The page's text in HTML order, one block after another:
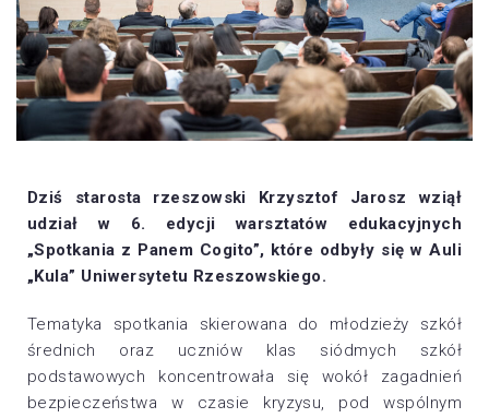
Dziś starosta rzeszowski Krzysztof Jarosz wziął
udział w 6. edycji warsztatów edukacyjnych
„Spotkania z Panem Cogito”, które odbyły się w Auli
„Kula” Uniwersytetu Rzeszowskiego.
Tematyka spotkania skierowana do młodzieży szkół
średnich oraz uczniów klas siódmych szkół
podstawowych koncentrowała się wokół zagadnień
bezpieczeństwa w czasie kryzysu, pod wspólnym